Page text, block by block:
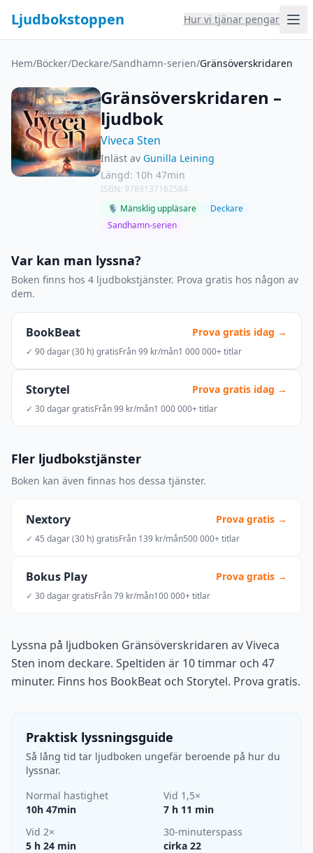
Ljudbokstoppen Hur vi tjänar pengar
Hem/Böcker/Deckare/Sandhamn-serien/Gränsöverskridaren
Gränsöverskridaren –
ljudbok
Viveca Sten
Inläst av Gunilla Leining
Längd: 10h 47min
ISBN: 9789137162584
🎙 Mänsklig uppläsare
Deckare
Sandhamn-serien
Var kan man lyssna?
Boken finns hos 4 ljudbokstjänster. Prova gratis hos någon av
dem.
BookBeat Prova gratis idag →
✓ 90 dagar (30 h) gratisFrån 99 kr/mån1 000 000+ titlar
Storytel Prova gratis idag →
✓ 30 dagar gratisFrån 99 kr/mån1 000 000+ titlar
Fler ljudbokstjänster
Boken kan även finnas hos dessa tjänster.
Nextory Prova gratis →
✓ 45 dagar (30 h) gratisFrån 139 kr/mån500 000+ titlar
Bokus Play Prova gratis →
✓ 30 dagar gratisFrån 79 kr/mån100 000+ titlar
Lyssna på ljudboken Gränsöverskridaren av Viveca
Sten inom deckare. Speltiden är 10 timmar och 47
minuter. Finns hos BookBeat och Storytel. Prova gratis.
Praktisk lyssningsguide
Så lång tid tar ljudboken ungefär beroende på hur du
lyssnar.
Normal hastighet
10h 47min
Vid 1,5×
7 h 11 min
Vid 2×
5 h 24 min
30-minuterspass
cirka 22